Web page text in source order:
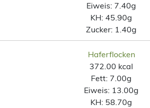
Eiweis: 7.40g
KH: 45.90g
Zucker: 1.40g
Haferflocken
372.00 kcal
Fett: 7.00g
Eiweis: 13.00g
KH: 58.70g